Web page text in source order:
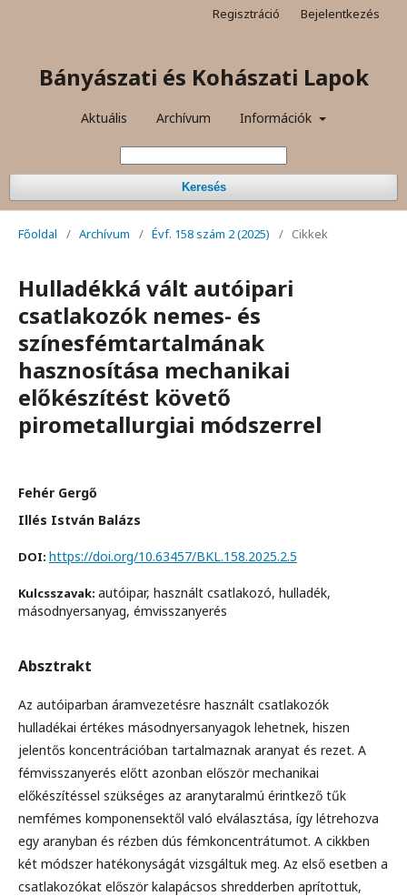
Bányászati és Kohászati Lapok
Aktuális Archívum Információk
Keresés
Regisztráció Bejelentkezés
Főoldal / Archívum / Évf. 158 szám 2 (2025) / Cikkek
Hulladékká vált autóipari
csatlakozók nemes- és
színesfémtartalmának
hasznosítása mechanikai
előkészítést követő
pirometallurgiai módszerrel
Fehér Gergő
Illés István Balázs
DOI: https://doi.org/10.63457/BKL.158.2025.2.5
Kulcsszavak: autóipar, használt csatlakozó, hulladék,
másodnyersanyag, émvisszanyerés
Absztrakt
Az autóiparban áramvezetésre használt csatlakozók
hulladékai értékes másodnyersanyagok lehetnek, hiszen
jelentős koncentrációban tartalmaznak aranyat és rezet. A
fémvisszanyerés előtt azonban először mechanikai
előkészítéssel szükséges az aranytaralmú érintkező tűk
nemfémes komponensektől való elválasztása, így létrehozva
egy aranyban és rézben dús fémkoncentrátumot. A cikkben
két módszer hatékonyságát vizsgáltuk meg. Az első esetben a
csatlakozókat először kalapácsos shredderben aprítottuk,